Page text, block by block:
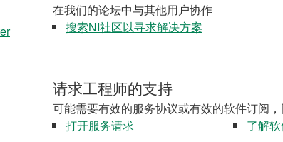
在我们的论坛中与其他用户协作
搜索NI社区以寻求解决方案
请求工程师的支持
可能需要有效的服务协议或有效的软件订阅
打开服务请求
了解